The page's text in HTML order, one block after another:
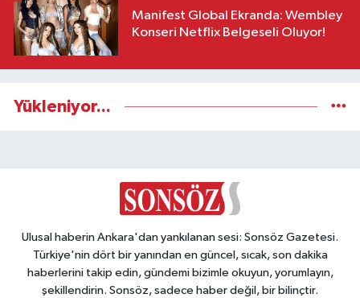
Manifest Global Ekranda: Wembley
Konseri Netflix Belgeseli Oluyor!
Yükleniyor...
Ulusal haberin Ankara'dan yankılanan sesi: Sonsöz Gazetesi.
Türkiye'nin dört bir yanından en güncel, sıcak, son dakika
haberlerini takip edin, gündemi bizimle okuyun, yorumlayın,
şekillendirin. Sonsöz, sadece haber değil, bir bilinçtir.